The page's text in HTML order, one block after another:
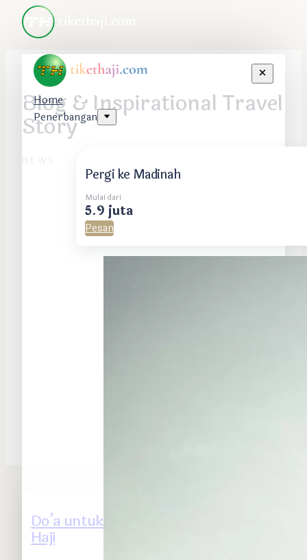
Home
Penerbangan
Pergi ke Madinah
Mulai dari
5.9 juta
Pesan
Blog & Inspirational Travel
Story
Do’a untuk Orang yang Hendak Pergi
Haji